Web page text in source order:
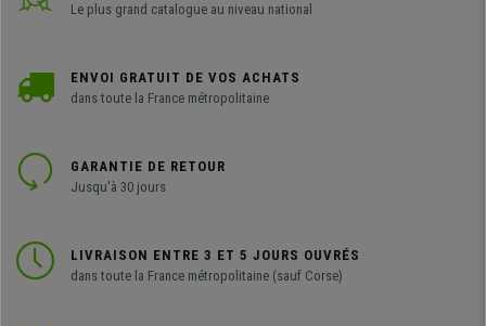
Le plus grand catalogue au niveau national
ENVOI GRATUIT DE VOS ACHATS
dans toute la France métropolitaine
GARANTIE DE RETOUR
Jusqu'à 30 jours
LIVRAISON ENTRE 3 ET 5 JOURS OUVRÉS
dans toute la France métropolitaine (sauf Corse)